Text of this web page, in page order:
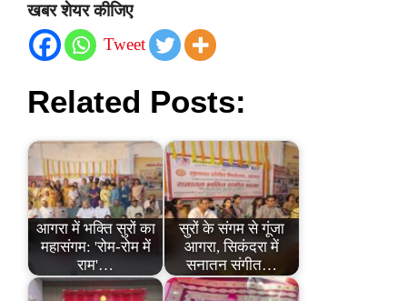
खबर शेयर कीजिए
Tweet
Related Posts:
आगरा में भक्ति सुरों का
महासंगम: 'रोम-रोम में
राम'…
सुरों के संगम से गूंजा
आगरा, सिकंदरा में
सनातन संगीत…